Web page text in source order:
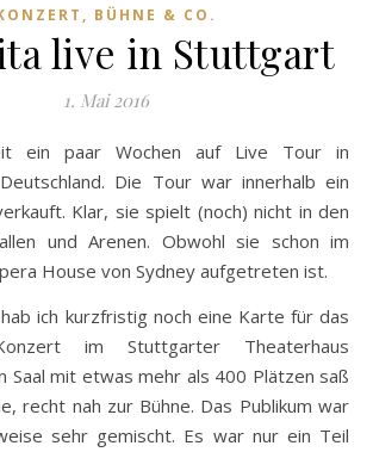
BÜHNE & CO.
live in Stuttgart
1. Mai 2016
Die Tour war innerhalb ein
Klar, sie spielt (noch) nicht in den
und Arenen. Obwohl sie schon im
House von Sydney aufgetreten ist.
ich kurzfristig noch eine Karte für das
im Stuttgarter Theaterhaus
mit etwas mehr als 400 Plätzen saß
recht nah zur Bühne. Das Publikum war
sehr gemischt. Es war nur ein Teil